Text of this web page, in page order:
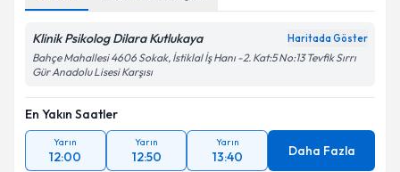
Klinik Psikolog Dilara Kutlukaya Haritada Göster
Bahçe Mahallesi 4606 Sokak, İstiklal İş Hanı -2. Kat:5 No:13 Tevfik Sırrı
Gür Anadolu Lisesi Karşısı
En Yakın Saatler
Yarın
12:00
Yarın
12:50
Yarın
13:40 Daha Fazla